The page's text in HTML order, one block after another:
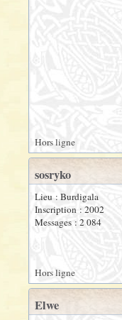
Hors ligne
sosryko
Lieu : Burdigala
Inscription : 2002
Messages : 2 084
Hors ligne
Elwe